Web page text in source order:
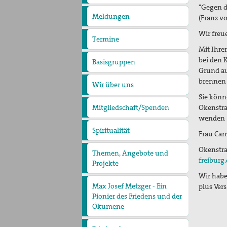
christi
Meldungen
Termine
Basisgruppen
Wir über uns
Unser Profil
Diözesanversammlungen
Geschäftsstelle
Arbeitsgruppe Nahost
Mitgliedschaft/Spenden
Spiritualität
Aktive Gewaltfreiheit
Bühler Kreuz und andere
Orte des Friedens
Menschen des Friedens
Politisches Nachtgebet
Themen, Angebote und
Projekte
Bündnis "Schulfrei für die
Bundeswehr. Lernen für
den Frieden"
Filmgespräch "tun wir. tun
wir. was dazu."
Friedensbildung
Friedensläufe
Freiwilligendienste
Israel/Palästina
„PEACE TALKS“ – Über
Frieden reden
Max Josef Metzger - Ein
Pionier des Friedens und der
Ökumene
2024_Zur Seligsprechung
Max Josef Metzgers: Seine
"Gegen
(Franz
Wir
Mit
bei den
Grund
Sie
wenden
Frau
Wir
plus